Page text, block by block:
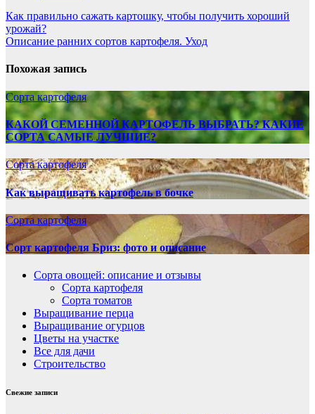
Навигация
по
Как правильно сажать картошку, чтобы получить хороший
урожай?
Описание ранних сортов картофеля. Уход
Похожая запись
Сорта картофеля
КАКОЙ СЕМЕННОЙ КАРТОФЕЛЬ ВЫБРАТЬ? КАКИЕ
СОРТА САМЫЕ ЛУЧШИЕ?
Сорта картофеля
Как выращивать картофель в бочке
Сорта картофеля
Сорт картофеля Бриз: фото и описание
Сорта овощей: описание и отзывы
Сорта картофеля
Сорта томатов
Выращивание перца
Выращивание огурцов
Цветы на участке
Все для дачи
Строительство
Свежие записи